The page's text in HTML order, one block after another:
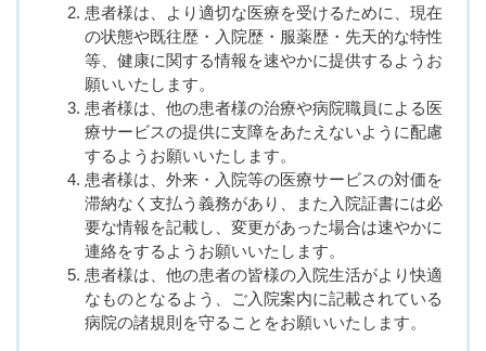
患者様は、より適切な医療を受けるために、現在
の状態や既往歴・入院歴・服薬歴・先天的な特性
等、健康に関する情報を速やかに提供するようお
願いいたします。
患者様は、他の患者様の治療や病院職員による医
療サービスの提供に支障をあたえないように配慮
するようお願いいたします。
患者様は、外来・入院等の医療サービスの対価を
滞納なく支払う義務があり、また入院証書には必
要な情報を記載し、変更があった場合は速やかに
連絡をするようお願いいたします。
患者様は、他の患者の皆様の入院生活がより快適
なものとなるよう、ご入院案内に記載されている
病院の諸規則を守ることをお願いいたします。